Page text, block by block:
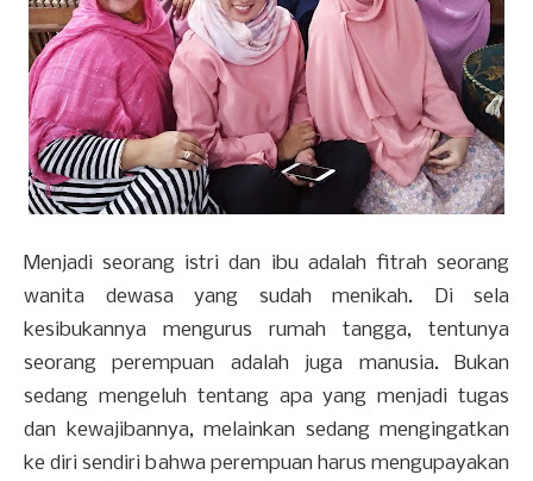
Menjadi seorang istri dan ibu adalah fitrah seorang
wanita dewasa yang sudah menikah. Di sela
kesibukannya mengurus rumah tangga, tentunya
seorang perempuan adalah juga manusia. Bukan
sedang mengeluh tentang apa yang menjadi tugas
dan kewajibannya, melainkan sedang mengingatkan
ke diri sendiri bahwa perempuan harus mengupayakan